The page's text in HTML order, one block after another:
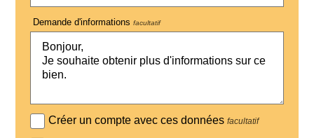
Demande d'informations facultatif
Créer un compte avec ces donnéesfacultatif